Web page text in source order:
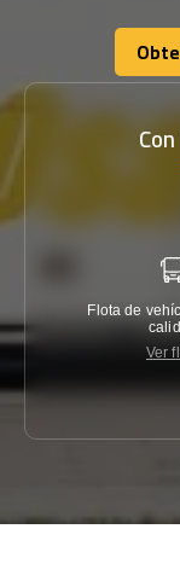
Flota de
Ver